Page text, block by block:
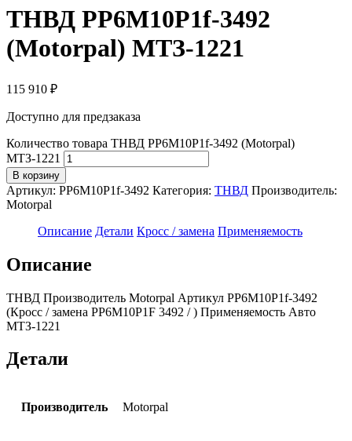
ТНВД PP6M10P1f-3492
(Motorpal) МТЗ-1221
115 910 ₽
Доступно для предзаказа
Количество товара ТНВД PP6M10P1f-3492 (Motorpal)
МТЗ-1221
В корзину
Артикул: PP6M10P1f-3492 Категория: ТНВД Производитель:
Motorpal
Описание Детали Кросс / замена Применяемость
Описание
ТНВД Производитель Motorpal Артикул PP6M10P1f-3492
(Кросс / замена PP6M10P1F 3492 / ) Применяемость Авто
МТЗ-1221
Детали
Производитель Motorpal